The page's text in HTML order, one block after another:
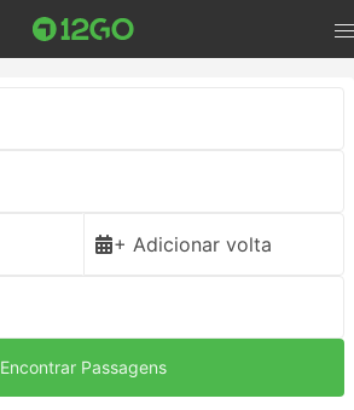
+ Adicionar volta
Encontrar Passagens